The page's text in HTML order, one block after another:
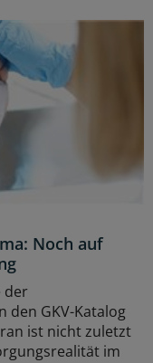
Noch auf
der
den GKV-Katalog
ist nicht zuletzt
im